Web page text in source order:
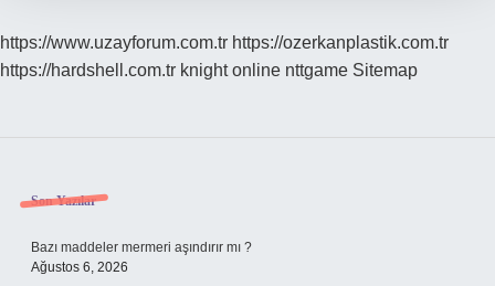
https://www.uzayforum.com.tr https://ozerkanplastik.com.tr
https://hardshell.com.tr knight online nttgame Sitemap
Sidebar
Son Yazılar
Bazı maddeler mermeri aşındırır mı ?
Ağustos 6, 2026